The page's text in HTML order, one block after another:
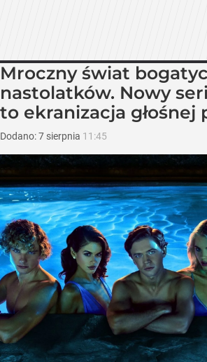
Mroczny świat
nastolatków. Nowy
to ekranizacja głośnej
Dodano:7 sierpnia 11:45